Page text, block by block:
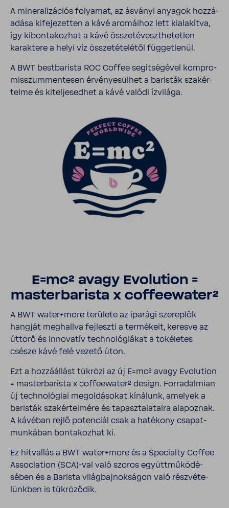
A mine­ra­li­zá­ciós folyamat, az ásványi anyagok hozzá­
adása kife­je­zetten a kávé aromá­ihoz lett kiala­kítva,
így kibon­ta­kozhat a kávé össze­té­veszt­he­tetlen
karak­tere a helyi víz össze­té­te­létől függet­lenül.
A BWT best­ba­rista ROC Coffee segít­sé­gével komp­ro­
misszum­men­tesen érvé­nye­sülhet a baristák szak­ér­
telme és kitel­je­sedhet a kávé valódi ízvi­lága.
E=mc² avagy Evolu­tion =
master­ba­rista x coffe­e­water²
A BWT water+more terü­lete az iparági szereplők
hangját meghallva fejleszti a termé­keit, keresve az
úttörő és inno­vatív tech­no­ló­gi­ákat a töké­letes
csésze kávé felé vezető úton.
Ezt a hozzá­ál­lást tükrözi az új E=mc² avagy Evolu­tion
= master­ba­rista x coffe­e­water² design. Forra­dal­mian
új tech­no­ló­giai megol­dá­sokat kíná­lunk, amelyek a
baristák szak­ér­tel­mére és tapasz­ta­la­taira alapoznak.
A kávéban rejlő poten­ciál csak a haté­kony csapat­
mun­kában bonta­kozhat ki.
Ez hitvallás a BWT water+more és a Speci­alty Coffee
Asso­ci­a­tion (SCA)-val való szoros együtt­mű­kö­dé­
sében és a Barista világ­baj­nok­ságon való rész­vé­te­
lünkben is tükrö­ződik.